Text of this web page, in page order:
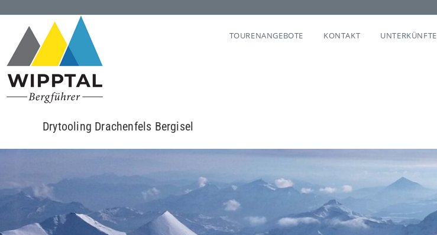
TOURENANGEBOTE KONTAKT UNTERKÜNFTE
Drytooling Drachenfels Bergisel